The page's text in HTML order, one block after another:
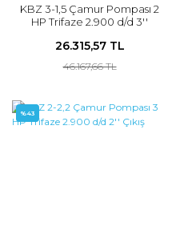
KBZ 3-1,5 Çamur Pompası 2
HP Trifaze 2.900 d/d 3''
26.315,57 TL
46.167,66 TL
%43